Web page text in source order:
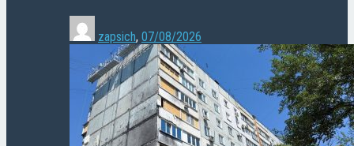
zapsich, 07/08/2026